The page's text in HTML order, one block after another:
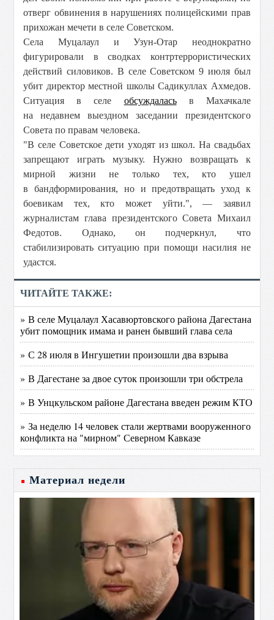
отверг обвинения в нарушениях полицейскими прав
прихожан мечети в селе Советском.
Села Муцалаул и Узун-Отар неоднократно
фигурировали в сводках контртеррористических
действий силовиков. В селе Советском 9 июля был
убит директор местной школы Садикуллах Ахмедов.
Ситуация в селе обсуждаласьв Махачкале
на недавнем выездном заседании президентского
Совета по правам человека.
"В селе Советское дети уходят из школ. На свадьбах
запрещают играть музыку. Нужно возвращать к
мирной жизни не только тех, кто ушел
в бандформирования, но и предотвращать уход к
боевикам тех, кто может уйти.", — заявил
журналистам глава президентского Совета Михаил
Федотов. Однако, он подчеркнул, что
стабилизировать ситуацию при помощи насилия не
удастся.
ЧИТАЙТЕ ТАКЖЕ:
» В селе Муцалаул Хасавюртовского района Дагестана
убит помощник имама и ранен бывший глава села
» С 28 июля в Ингушетии произошли два взрыва
» В Дагестане за двое суток произошли три обстрела
» В Унцкульском районе Дагестана введен режим КТО
» За неделю 14 человек стали жертвами вооруженного
конфликта на "мирном" Северном Кавказе
Материал недели